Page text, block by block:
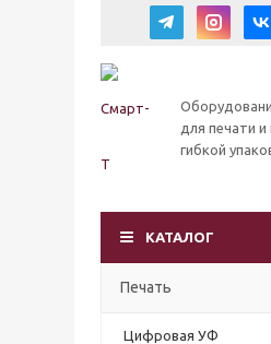
для печати
гибкой
КАТАЛОГ
Печать
Цифровая УФ